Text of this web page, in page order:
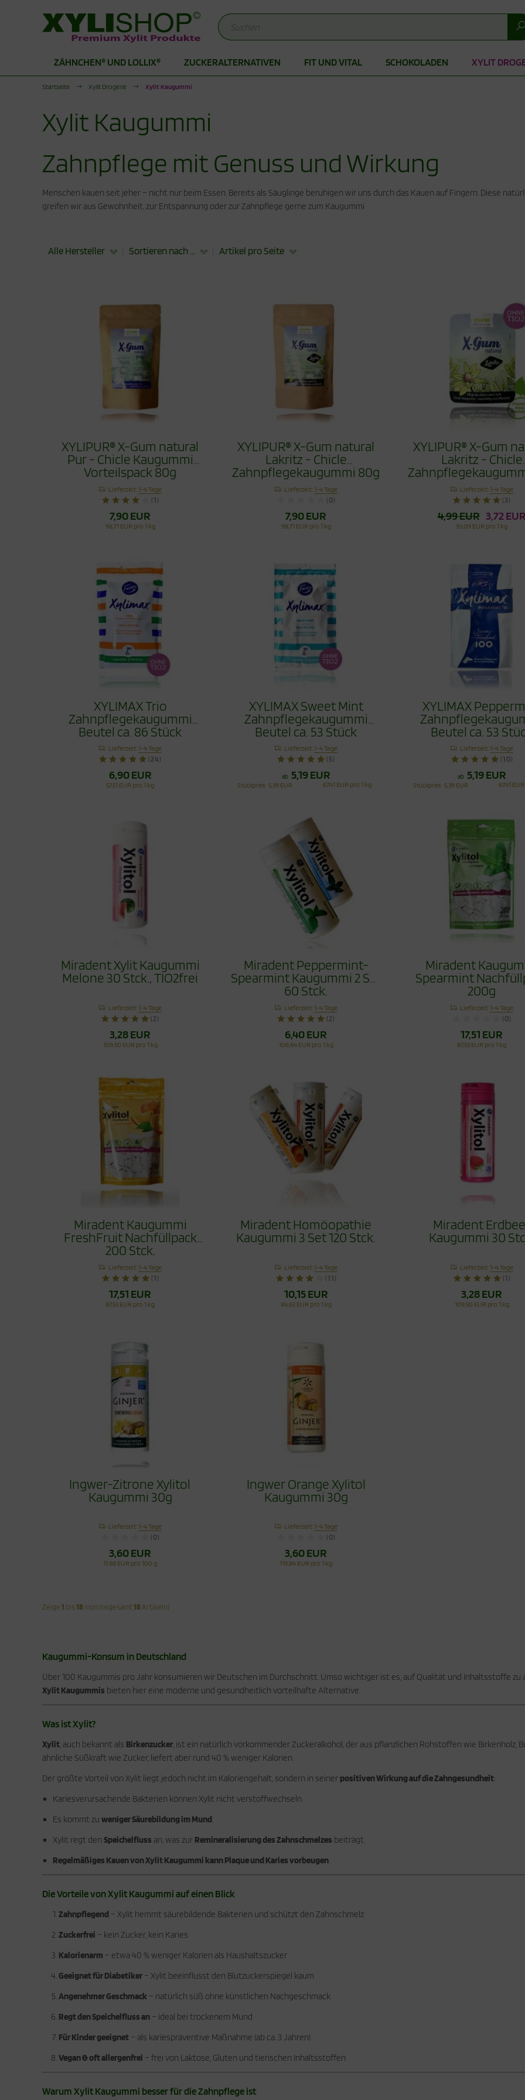
ZÄHNCHEN® UND LOLLIX® ZUCKERALTERNATIVEN FIT UND VITAL SCHOKOLADEN XYLIT
Startseite Xylit Drogerie Xylit Kaugummi
Xylit Kaugummi
Zahnpflege mit Genuss und Wirkung
Menschen kauen seit jeher – nicht nur beim Essen. Bereits als Säuglinge beruhigen wir uns durch das Kauen auf Fingern. Diese
greifen wir aus Gewohnheit, zur Entspannung oder zur Zahnpflege gerne zum Kaugummi
Alle Hersteller Sortieren nach ... Artikel pro Seite
XYLIPUR® X-Gum natural
Pur - Chicle Kaugummi
Vorteilspack 80g
Lieferzeit:1-4 Tage
(1)
7,90 EUR
98,71 EUR pro 1 kg
XYLIPUR® X-Gum natural
Lakritz - Chicle
Zahnpflegekaugummi 80g
Lieferzeit:1-4 Tage
(0)
7,90 EUR
98,71 EUR pro 1 kg
XYLIPUR® X-Gum
Lakritz - Chicle
Lieferzeit:1-4 Tage
(3)
4,99 EUR 3,72 EUR
93,09 EUR pro 1 kg
XYLIMAX Trio
Zahnpflegekaugummi
Beutel ca. 86 Stück
Lieferzeit:1-4 Tage
(24)
6,90 EUR
57,51 EUR pro 1 kg
XYLIMAX Sweet Mint
Zahnpflegekaugummi
Beutel ca. 53 Stück
Lieferzeit:1-4 Tage
(5)
ab 5,19 EUR
Stückpreis 5,39 EUR 67,41 EUR pro 1 kg
XYLIMAX
Beutel ca. 53
Lieferzeit:1-4 Tage
(10)
ab 5,19 EUR
Stückpreis 5,39 EUR 67,41
Miradent Xylit Kaugummi
Melone 30 Stck., TIO2frei
Lieferzeit:1-4 Tage
(2)
3,28 EUR
109,50 EUR pro 1 kg
Miradent Peppermint-
Spearmint Kaugummi 2 Set
60 Stck.
Lieferzeit:1-4 Tage
(2)
6,40 EUR
106,64 EUR pro 1 kg
Miradent
Spearmint
200g
Lieferzeit:1-4 Tage
(0)
17,51 EUR
87,53 EUR pro 1 kg
Miradent Kaugummi
FreshFruit Nachfüllpack
200 Stck.
Lieferzeit:1-4 Tage
(1)
17,51 EUR
87,53 EUR pro 1 kg
Miradent Homöopathie
Kaugummi 3 Set 120 Stck.
Lieferzeit:1-4 Tage
(11)
10,15 EUR
84,62 EUR pro 1 kg
Miradent
Kaugummi 30
Lieferzeit:1-4 Tage
(1)
3,28 EUR
109,50 EUR pro 1 kg
Ingwer-Zitrone Xylitol
Kaugummi 30g
Lieferzeit:1-4 Tage
(0)
3,60 EUR
11,98 EUR pro 100 g
Ingwer Orange Xylitol
Kaugummi 30g
Lieferzeit:1-4 Tage
(0)
3,60 EUR
119,84 EUR pro 1 kg
Zeige 1 bis 18 (von insgesamt18 Artikeln)
Kaugummi-Konsum in Deutschland
Über 100 Kaugummis pro Jahr konsumieren wir Deutschen im Durchschnitt. Umso wichtiger ist es, auf Qualität und Inhaltsstoffe
Xylit Kaugummis bieten hier eine moderne und gesundheitlich vorteilhafte Alternative.
Was ist Xylit?
Xylit, auch bekannt als Birkenzucker, ist ein natürlich vorkommender Zuckeralkohol, der aus pflanzlichen Rohstoffen wie Birkenholz,
ähnliche Süßkraft wie Zucker, liefert aber rund 40 % weniger Kalorien.
Der größte Vorteil von Xylit liegt jedoch nicht im Kaloriengehalt, sondern in seiner positiven Wirkung auf die Zahngesundheit:
Kariesverursachende Bakterien können Xylit nicht verstoffwechseln.
Es kommt zu weniger Säurebildung im Mund.
Xylit regt den Speichelfluss an, was zur Remineralisierung des Zahnschmelzes beiträgt.
Regelmäßiges Kauen von Xylit Kaugummi kann Plaque und Karies vorbeugen.
Die Vorteile von Xylit Kaugummi auf einen Blick
Zahnpflegend – Xylit hemmt säurebildende Bakterien und schützt den Zahnschmelz
Zuckerfrei – kein Zucker, kein Karies
Kalorienarm – etwa 40 % weniger Kalorien als Haushaltszucker
Geeignet für Diabetiker – Xylit beeinflusst den Blutzuckerspiegel kaum
Angenehmer Geschmack – natürlich süß ohne künstlichen Nachgeschmack
Regt den Speichelfluss an – ideal bei trockenem Mund
Für Kinder geeignet – als kariespräventive Maßnahme (ab ca. 3 Jahren)
Vegan & oft allergenfrei – frei von Laktose, Gluten und tierischen Inhaltsstoffen
Warum Xylit Kaugummi besser für die Zahnpflege ist
Lutscher
für die Stoffwechselkur